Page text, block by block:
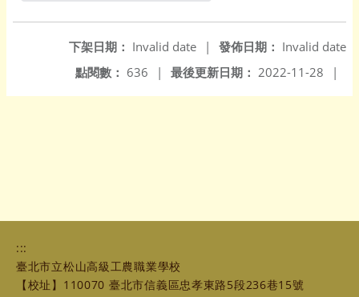
發佈日期： Invalid date
下架日期： Invalid date
|
最後更新日期： 2022-11-28 |
點閱數： 636 |
:::
臺北市立松山高級工農職業學校
【校址】110070 臺北市信義區忠孝東路5段236巷15號